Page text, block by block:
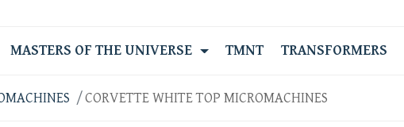
MASTERS OF THE UNIVERSE TMNT TRANSFORMERS
CORVETTE WHITE TOP MICROMACHINES